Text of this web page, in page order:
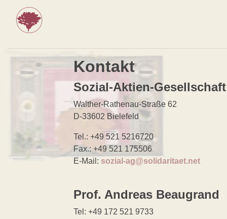
Kontakt
Sozial-Aktien-
Walther-Rathenau-Straße 62
D-33602 Bielefeld
Tel.: +49 521 5216720
Fax.: +49 521 175506
E-Mail: sozial-ag@solidaritaet.net
Prof. Andreas Beaugrand
Tel: +49 172 521 9733